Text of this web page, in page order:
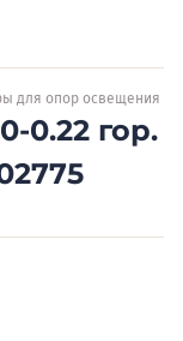
для опор освещения
0.22 гор.